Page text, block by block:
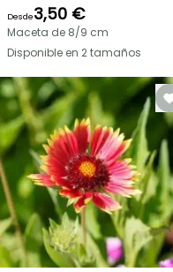
Desde3,50 €
Maceta de 8/9 cm
Disponible en 2 tamaños